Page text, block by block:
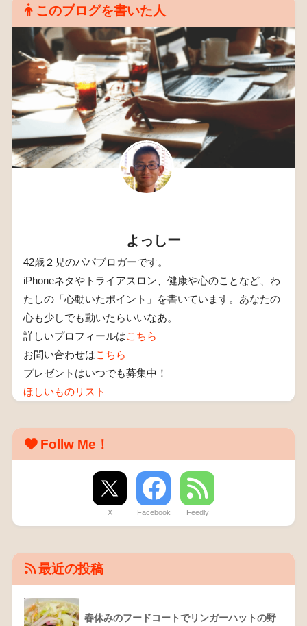
このブログを書いた人
よっしー
42歳２児のパパブロガーです。
iPhoneネタやトライアスロン、健康や心のことなど、わ
たしの「心動いたポイント」を書いています。あなたの
心も少しでも動いたらいいなあ。
詳しいプロフィールはこちら
お問い合わせはこちら
プレゼントはいつでも募集中！
ほしいものリスト
Follw Me！
X Facebook Feedly
最近の投稿
春休みのフードコートでリンガーハットの野